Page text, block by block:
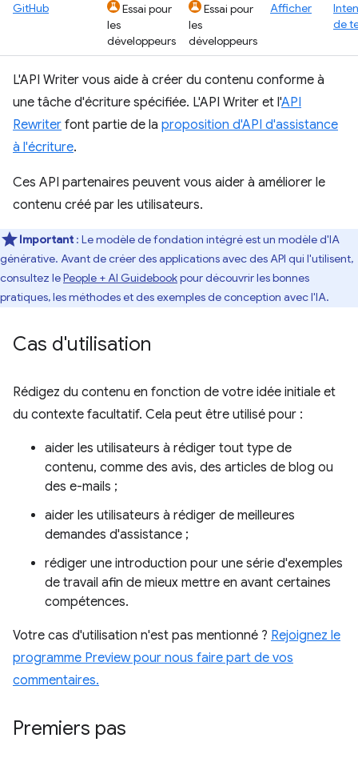
GitHub
Essai pour
les
développeurs
Essai pour
les
développeurs
Afficher
de
L'API Writer vous aide à créer du contenu conforme à
une tâche d'écriture spécifiée. L'API Writer et l'API
Rewriter font partie de la proposition d'API d'assistance
à l'écriture.
Ces API partenaires peuvent vous aider à améliorer le
contenu créé par les utilisateurs.
Important : Le modèle de fondation intégré est un modèle d'IA
générative. Avant de créer des applications avec des API qui l'utilisent,
consultez lePeople + AI Guidebookpour découvrir les bonnes
pratiques, les méthodes et des exemples de conception avec l'IA.
Cas d'utilisation
Rédigez du contenu en fonction de votre idée initiale et
du contexte facultatif. Cela peut être utilisé pour :
aider les utilisateurs à rédiger tout type de
contenu, comme des avis, des articles de blog ou
des e-mails ;
aider les utilisateurs à rédiger de meilleures
demandes d'assistance ;
rédiger une introduction pour une série d'exemples
de travail afin de mieux mettre en avant certaines
compétences.
Votre cas d'utilisation n'est pas mentionné ? Rejoignez le
programme Preview pour nous faire part de vos
commentaires.
Premiers pas